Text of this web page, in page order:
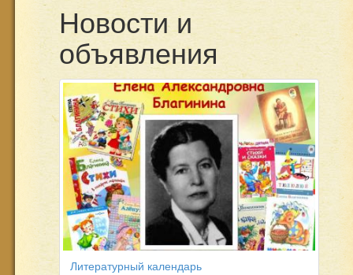
Новости и
объявления
Литературный календарь